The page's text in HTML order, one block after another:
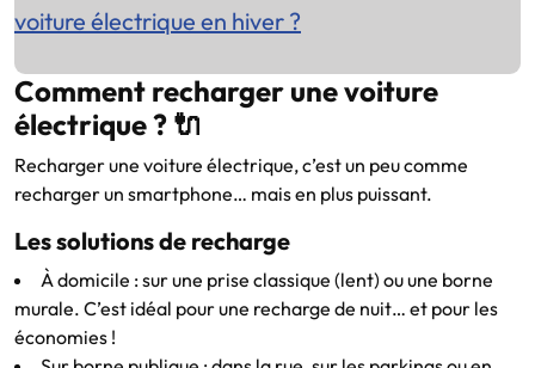
voiture électrique en hiver ?
Comment recharger une voiture
électrique ? 🔌
Recharger une voiture électrique, c’est un peu comme
recharger un smartphone… mais en plus puissant.
Les solutions de recharge
À domicile : sur une prise classique (lent) ou une borne
murale. C’est idéal pour une recharge de nuit… et pour les
économies !